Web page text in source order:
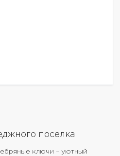
поселка
ключи – уютный